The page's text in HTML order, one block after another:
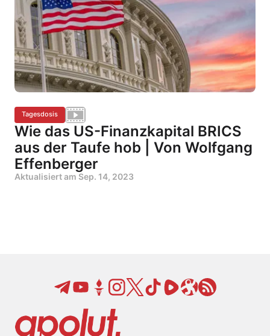
Tagesdosis
Wie das US-Finanzkapital BRICS
aus der Taufe hob | Von Wolfgang
Effenberger
Aktualisiert am Sep. 14, 2023